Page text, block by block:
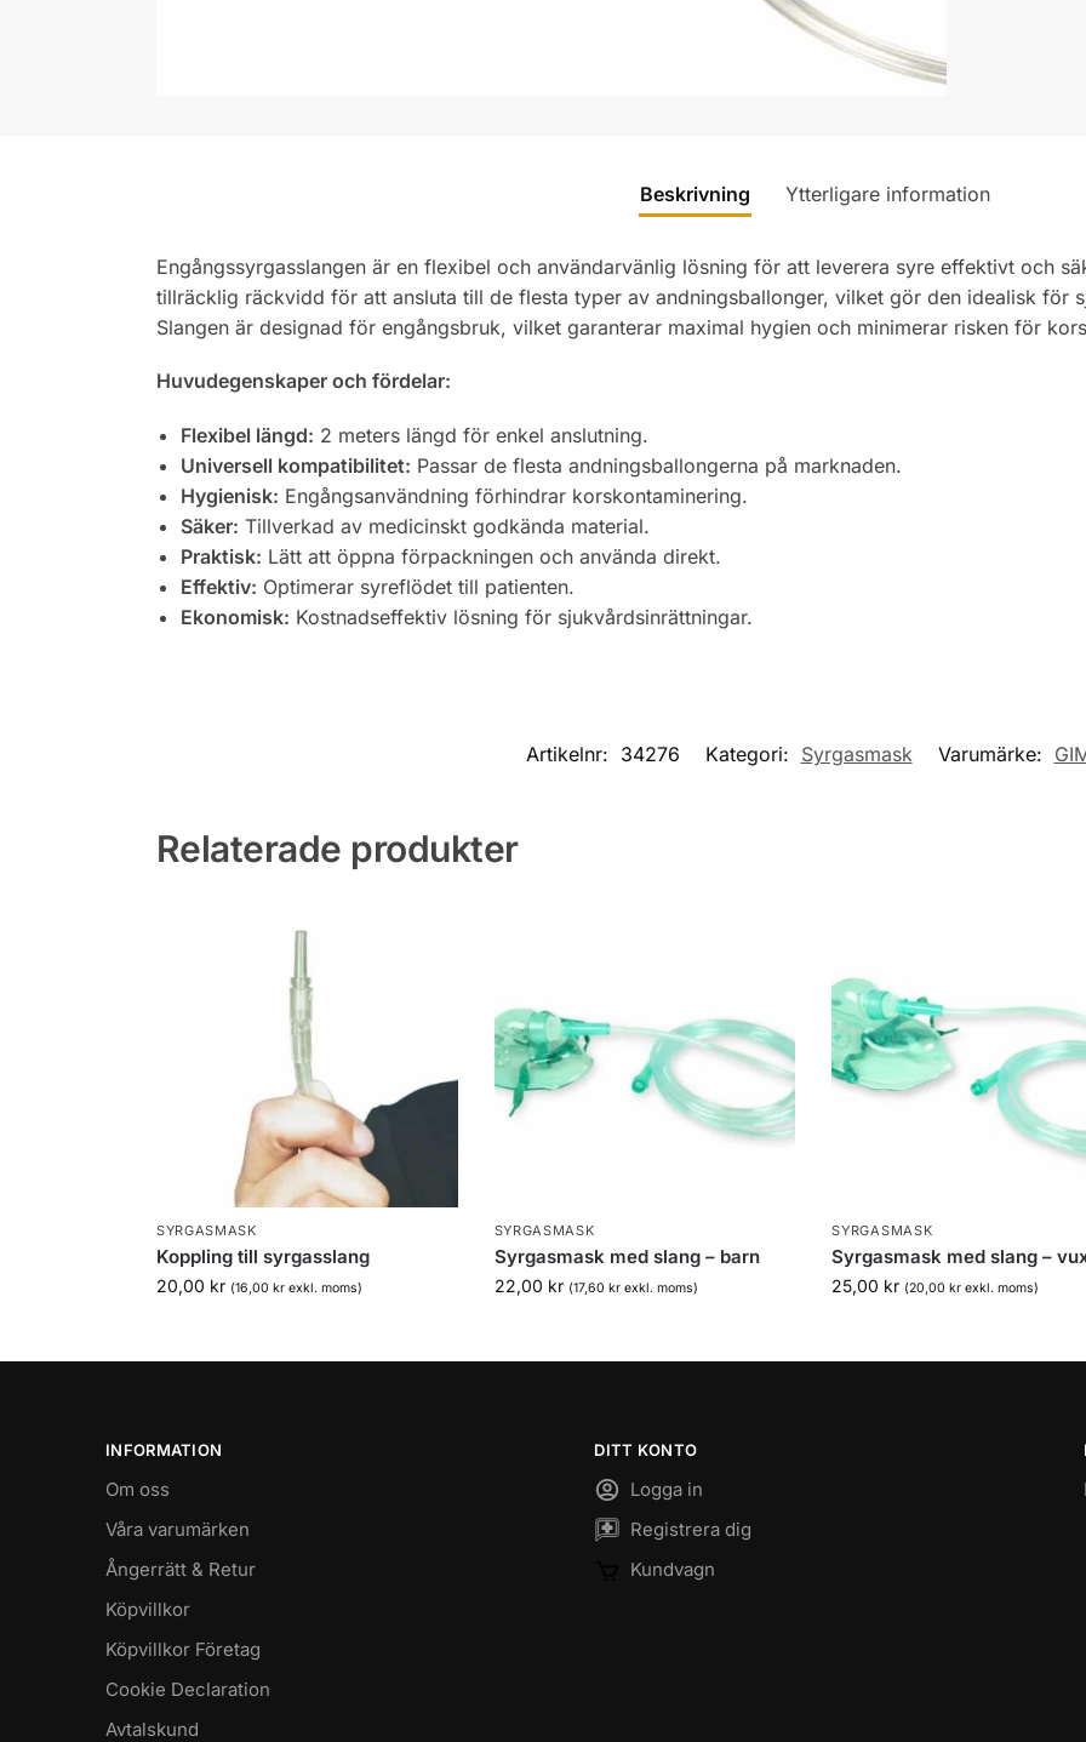
Beskrivning Ytterligare information
Engångssyrgasslangen är en flexibel och användarvänlig lösning för att leverera syre effektivt och
tillräcklig räckvidd för att ansluta till de flesta typer av andningsballonger, vilket gör den idealisk för
Slangen är designad för engångsbruk, vilket garanterar maximal hygien och minimerar risken för
Huvudegenskaper och fördelar:
Flexibel längd: 2 meters längd för enkel anslutning.
Universell kompatibilitet: Passar de flesta andningsballongerna på marknaden.
Hygienisk: Engångsanvändning förhindrar korskontaminering.
Säker: Tillverkad av medicinskt godkända material.
Praktisk: Lätt att öppna förpackningen och använda direkt.
Effektiv: Optimerar syreflödet till patienten.
Ekonomisk: Kostnadseffektiv lösning för sjukvårdsinrättningar.
Artikelnr: 34276 Kategori: Syrgasmask Varumärke:
Relaterade produkter
SYRGASMASK
Koppling till syrgasslang
20,00 kr (16,00 krexkl. moms)
SYRGASMASK
Syrgasmask med slang – barn
22,00 kr (17,60 krexkl. moms)
SYRGASMASK
Syrgasmask med slang –
25,00 kr (20,00kr exkl. moms)
INFORMATION
Om oss
Våra varumärken
Ångerrätt & Retur
Köpvillkor
Köpvillkor Företag
Cookie Declaration
Avtalskund
DITT KONTO
Logga in
Registrera dig
Kundvagn